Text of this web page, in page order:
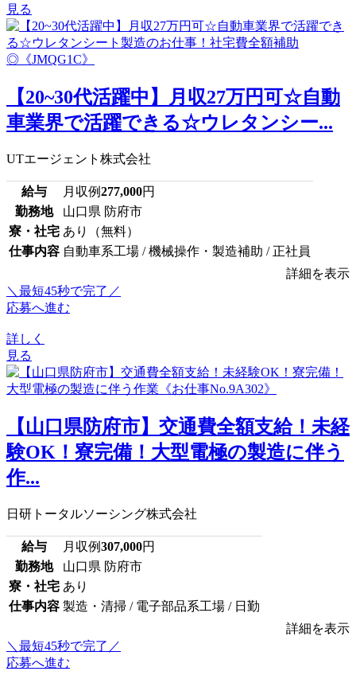
見る
【20~30代活躍中】月収27万円可☆自動
車業界で活躍できる☆ウレタンシー...
UTエージェント株式会社
給与 月収例277,000円
勤務地
山口県 防府市
寮・社宅 あり（無料）
仕事内容 自動車系工場 / 機械操作・製造補助 / 正社員
詳細を表示
＼最短45秒で完了／
応募へ進む
詳しく
見る
【山口県防府市】交通費全額支給！未経
験OK！寮完備！大型電極の製造に伴う
作...
日研トータルソーシング株式会社
給与 月収例307,000円
勤務地
山口県 防府市
寮・社宅 あり
仕事内容 製造・清掃 / 電子部品系工場 / 日勤
詳細を表示
＼最短45秒で完了／
応募へ進む